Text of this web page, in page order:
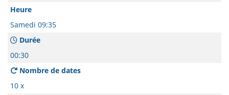
Heure
Samedi 09:35
Durée
00:30
Nombre de dates
10 x